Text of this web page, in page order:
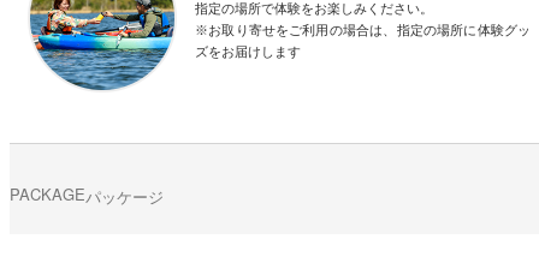
指定の場所で体験をお楽しみください。
※お取り寄せをご利用の場合は、指定の場所に体験グッ
ズをお届けします
PACKAGEパッケージ